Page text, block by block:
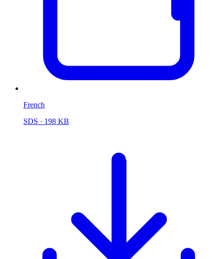
French
SDS · 198 KB